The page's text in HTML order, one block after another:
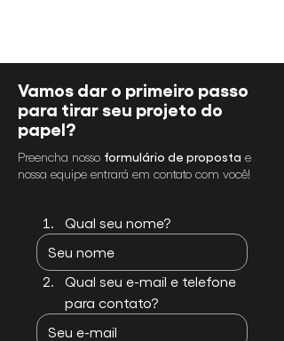
Vamos dar o primeiro passo
para tirar seu projeto do
papel?
Preencha nosso formulário de proposta e
nossa equipe entrará em contato com você!
Qual seu nome?
Qual seu e-mail e telefone
para contato?